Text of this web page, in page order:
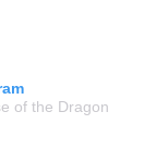
of the Dragon